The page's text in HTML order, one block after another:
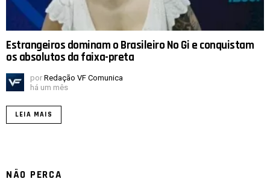
Estrangeiros dominam o Brasileiro No Gi e conquistam
os absolutos da faixa-preta
por Redação VF Comunica
há um mês
LEIA MAIS
NÃO PERCA